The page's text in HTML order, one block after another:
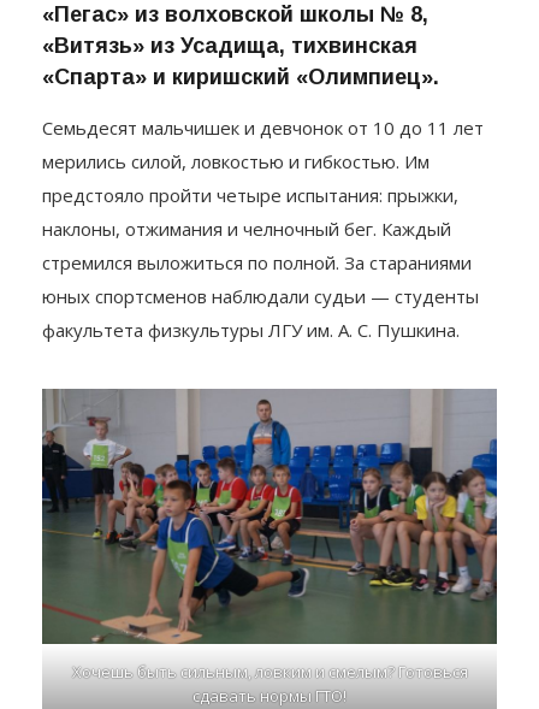
«Пегас» из волховской школы № 8,
«Витязь» из Усадища, тихвинская
«Спарта» и киришский «Олимпиец».
Семьдесят мальчишек и девчонок от 10 до 11 лет
мерились силой, ловкостью и гибкостью. Им
предстояло пройти четыре испытания: прыжки,
наклоны, отжимания и челночный бег. Каждый
стремился выложиться по полной. За стараниями
юных спортсменов наблюдали судьи — студенты
факультета физкультуры ЛГУ им. А. С. Пушкина.
Хочешь быть сильным, ловким и смелым? Готовься
сдавать нормы ГТО!